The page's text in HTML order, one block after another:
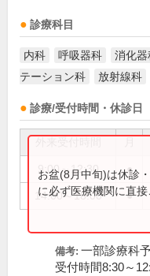
診療科目
内科 呼吸器科 消化器
テーション科
放射線科
診療/受付時間・休診日
9:00～12:30 ●
14:00～18:00 ●
お盆(8月中旬)は休診
に必ず医療機関に直接
備考: 一部診療科
受付時間8:30～